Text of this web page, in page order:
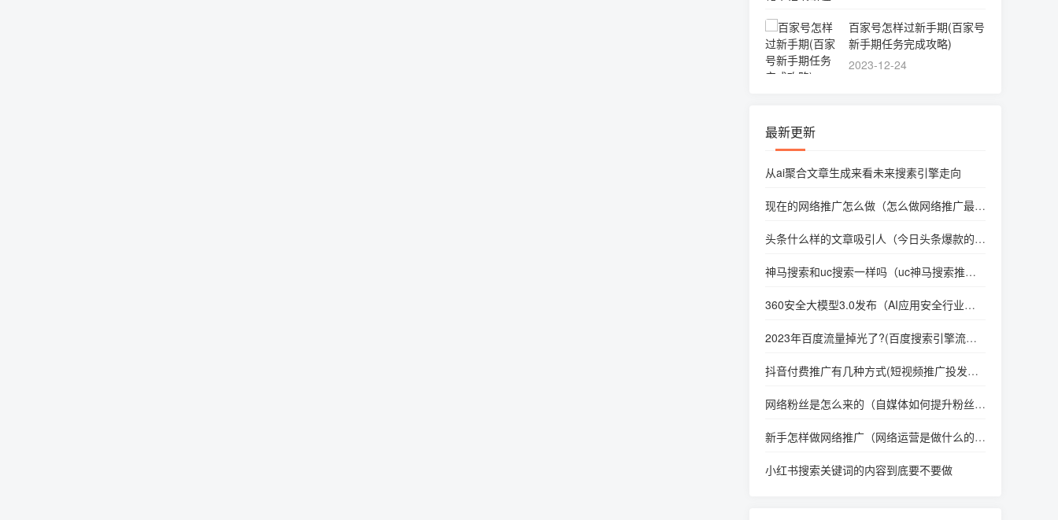
百家号怎样过新手期(百家号
新手期任务完成攻略)
2023-12-24
最新更新
从ai聚合文章生成来看未来搜素引擎走向
现在的网络推广怎么做（怎么做网络推广最有
头条什么样的文章吸引人（今日头条爆款的文
神马搜索和uc搜索一样吗（uc神马搜索推广
360安全大模型3.0发布（AI应用安全行业大
2023年百度流量掉光了?(百度搜索引擎流量
抖音付费推广有几种方式(短视频推广投发平
网络粉丝是怎么来的（自媒体如何提升粉丝数
新手怎样做网络推广（网络运营是做什么的工
小红书搜索关键词的内容到底要不要做